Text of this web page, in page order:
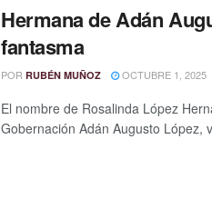
Hermana de Adán
fantasma
POR RUBÉN MUÑOZ OCTUBRE 1, 2025
El nombre de Rosalinda López
Gobernación Adán Augusto López,